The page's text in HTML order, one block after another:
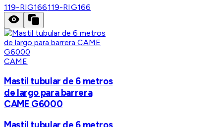
119-RIG166119-RIG166
CAME
Mastil tubular de 6 metros
de largo para barrera
CAME G6000
Mastil tubular de 6 metros